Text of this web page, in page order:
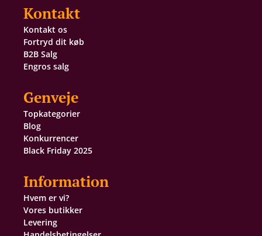
Kontakt
Kontakt os
Fortryd dit køb
B2B Salg
Engros salg
Genveje
Topkategorier
Blog
Konkurrencer
Black Friday 2025
Information
Hvem er vi?
Vores butikker
Levering